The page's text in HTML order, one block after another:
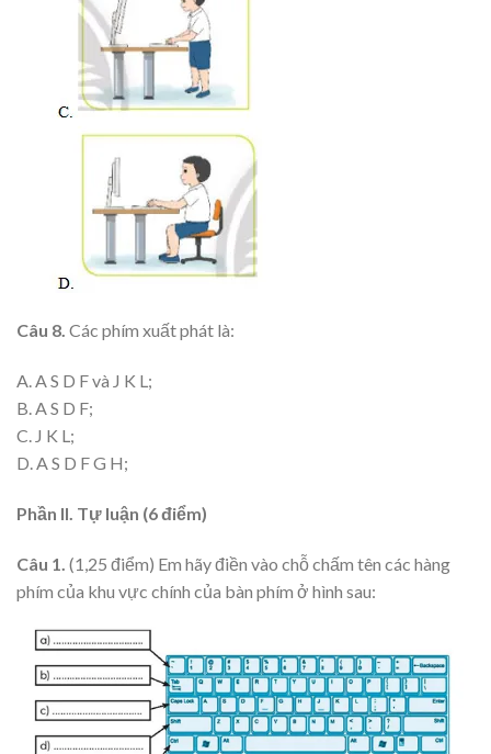
Câu 8. Các phím xuất phát là:
A. A S D F và J K L;
B. A S D F;
C. J K L;
D. A S D F G H;
Phần II. Tự luận (6 điểm)
Câu 1. (1,25 điểm) Em hãy điền vào chỗ chấm tên các hàng
phím của khu vực chính của bàn phím ở hình sau: